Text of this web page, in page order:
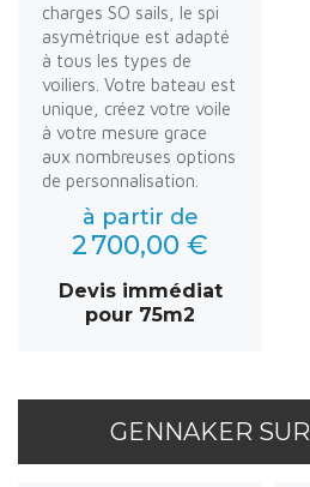
charges SO sails, le spi
asymétrique est adapté
à tous les types de
voiliers. Votre bateau est
unique, créez votre voile
à votre mesure grace
aux nombreuses options
de personnalisation.
à partir de
2 700,00 €
Devis immédiat
pour 75m2
GENNAKER